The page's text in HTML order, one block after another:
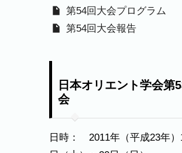
第54回大会プログラム
第54回大会報告
日本オリエント学会第
会
日時： 2011年（平成23年）